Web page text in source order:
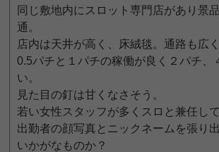
同じ敷地内にスロット専門店があり景
通。
店内は天井が高く、床絨毯。通路も広
0.5パチと１パチの稼働が良く２パチ、
い。
見た目の釘は甘くなさそう。
若い女性スタッフが多くスロと兼任して
出勤者の顔写真とニックネームを張り
いかがなものか？